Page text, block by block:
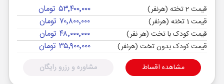
قیمت 2 تخته (هرنفر) ۵۳٬۴۰۰٬۰۰۰ تومان
قیمت 1 تخته (هرنفر) ۷۰٬۸۰۰٬۰۰۰ تومان
قیمت کودک با تخت (هر نفر) ۴۸٬۰۰۰٬۰۰۰ تومان
قیمت کودک بدون تخت (هرنفر) ۳۵٬۹۰۰٬۰۰۰ تومان
مشاهده اقساط مشاوره و رزرو رایگان